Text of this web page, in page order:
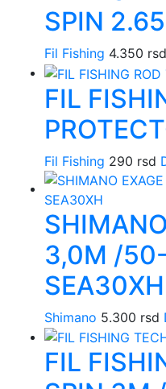
SPIN
Fil Fishing 4.350 rsd
FIL
Fil Fishing 290 rsd
3,0M /
SEA30XH
Shimano 5.300 rsd
FIL